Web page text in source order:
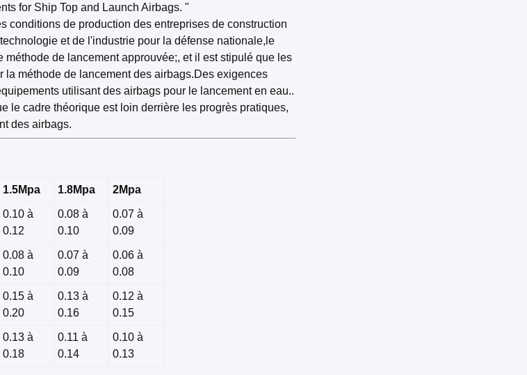
for Ship Top and Launch Airbags. "
conditions de production des entreprises de construction
et de l'industrie pour la défense nationale,le
de lancement approuvée;, et il est stipulé que les
méthode de lancement des airbags.Des exigences
utilisant des airbags pour le lancement en eau..
le cadre théorique est loin derrière les progrès pratiques,
des airbags.
1.5Mpa 1.8Mpa 2Mpa
0.10 à
0.12
0.08 à
0.10
0.07 à
0.09
0.08 à
0.10
0.07 à
0.09
0.06 à
0.08
0.15 à
0.20
0.13 à
0.16
0.12 à
0.15
0.13 à
0.18
0.11 à
0.14
0.10 à
0.13